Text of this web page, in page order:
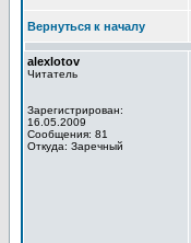
Вернуться к началу
alexlotov
Читатель
Зарегистрирован:
16.05.2009
Сообщения: 81
Откуда: Заречный